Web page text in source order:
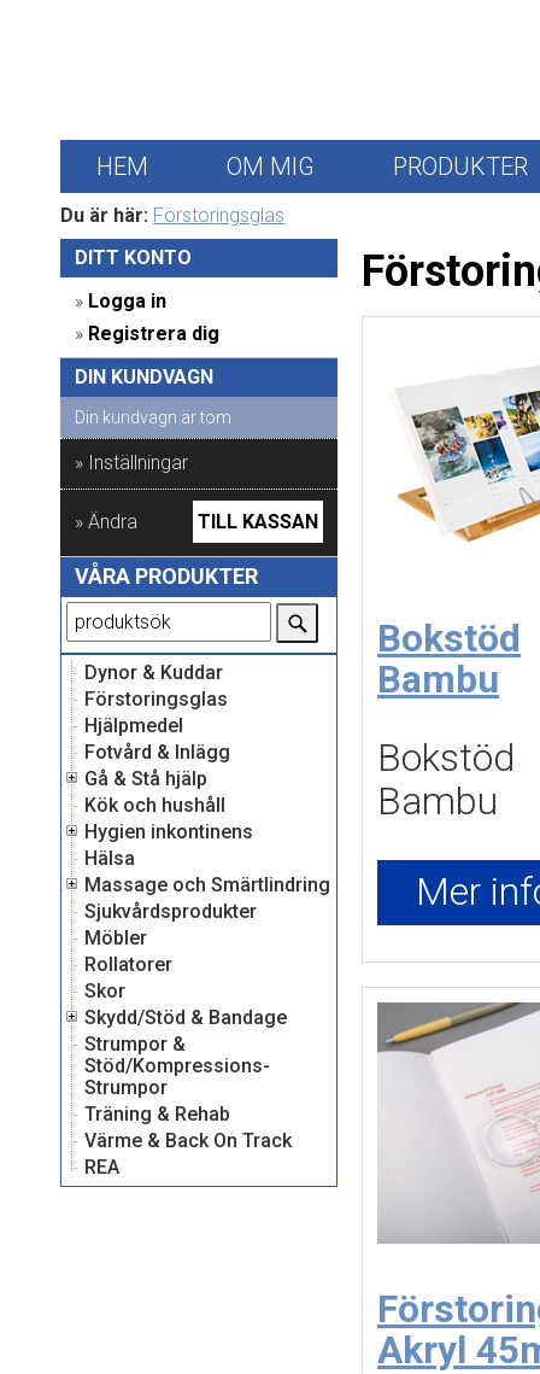
HEM OM MIG PRODUKTER
Du är här: Förstoringsglas
DITT KONTO
» Logga in
» Registrera dig
DIN KUNDVAGN
Din kundvagn är tom
» Inställningar
» Ändra TILL KASSAN
VÅRA PRODUKTER
Dynor & Kuddar
Förstoringsglas
Hjälpmedel
Fotvård & Inlägg
Gå & Stå hjälp
Kök och hushåll
Hygien inkontinens
Hälsa
Massage och Smärtlindring
Sjukvårdsprodukter
Möbler
Rollatorer
Skor
Skydd/Stöd & Bandage
Strumpor &
Stöd/Kompressions-
Strumpor
Träning & Rehab
Värme & Back On Track
REA
Bokstöd
Bambu
Bokstöd
Bambu
Mer
Akryl